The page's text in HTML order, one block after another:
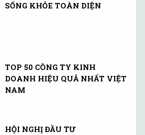
SỐNG KHỎE TOÀN DIỆN
TOP 50 CÔNG TY KINH
DOANH HIỆU QUẢ NHẤT VIỆT
NAM
HỘI NGHỊ ĐẦU TƯ